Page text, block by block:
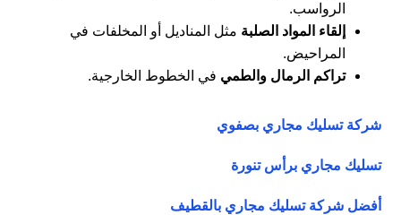
الرواسب.
إلقاء المواد الصلبة مثل المناديل أو المخلفات في
المراحيض.
تراكم الرمال والطمي في الخطوط الخارجية.
شركة تسليك مجاري بصفوي
تسليك مجاري برأس تنورة
أفضل شركة تسليك مجاري بالقطيف